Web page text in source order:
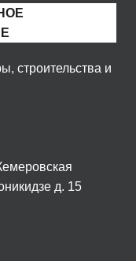
строительства и
д. 15